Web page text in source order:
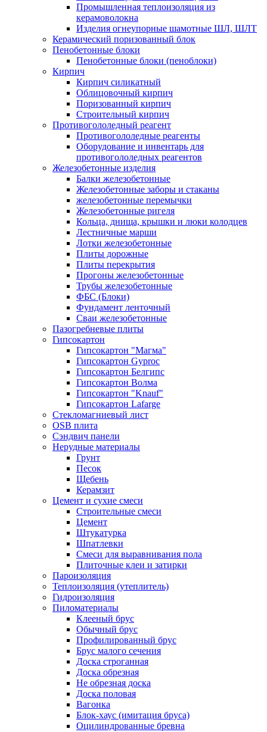
Промышленная теплоизоляция из
керамоволокна
Изделия огнеупорные шамотные ШЛ, ШЛТ
Керамический поризованный блок
Пенобетонные блоки
Пенобетонные блоки (пеноблоки)
Кирпич
Кирпич силикатный
Облицовочный кирпич
Поризованный кирпич
Строительный кирпич
Противогололедный реагент
Противогололедные реагенты
Оборудование и инвентарь для
противогололедных реагентов
Железобетонные изделия
Балки железобетонные
Железобетонные заборы и стаканы
железобетонные перемычки
Железобетонные ригеля
Кольца, днища, крышки и люки колодцев
Лестничные марши
Лотки железобетонные
Плиты дорожные
Плиты перекрытия
Прогоны железобетонные
Трубы железобетонные
ФБС (Блоки)
Фундамент ленточный
Сваи железобетонные
Пазогребневые плиты
Гипсокартон
Гипсокартон "Магма"
Гипсокартон Gyproc
Гипсокартон Белгипс
Гипсокартон Волма
Гипсокартон "Knauf"
Гипсокартон Lafarge
Стекломагниевый лист
OSB плита
Сэндвич панели
Нерудные материалы
Грунт
Песок
Щебень
Керамзит
Цемент и сухие смеси
Строительные смеси
Цемент
Штукатурка
Шпатлевки
Смеси для выравнивания пола
Плиточные клеи и затирки
Пароизоляция
Теплоизоляция (утеплитель)
Гидроизоляция
Пиломатериалы
Клееный брус
Обычный брус
Профилированный брус
Брус малого сечения
Доска строганная
Доска обрезная
Не обрезная доска
Доска половая
Вагонка
Блок-хаус (имитация бруса)
Оцилиндрованные бревна